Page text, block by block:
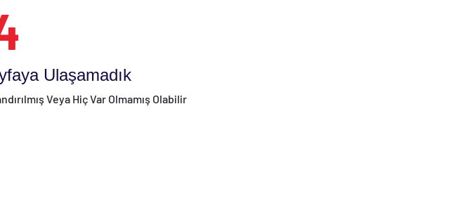
Ulaşamadık
Veya Hiç Var Olmamış Olabilir